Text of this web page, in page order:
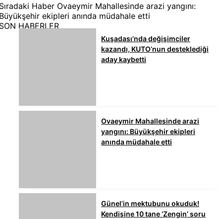
Haber Ovaeymir Mahallesinde arazi yangını:
ekipleri anında müdahale etti
HABERLER
Kuşadası’nda değişimciler
kazandı, KUTO’nun desteklediği
aday kaybetti
Ovaeymir Mahallesinde arazi
yangını: Büyükşehir ekipleri
anında müdahale etti
Günel’in mektubunu okuduk!
Kendisine 10 tane ‘Zengin’ soru